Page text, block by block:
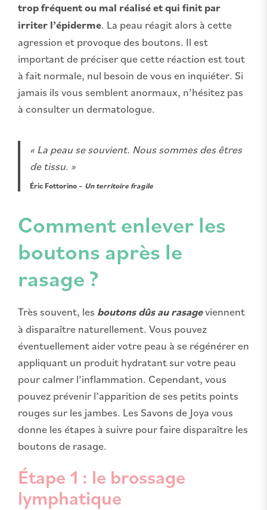
trop fréquent ou mal réalisé et qui finit par
irriter l’épiderme. La peau réagit alors à cette
agression et provoque des boutons. Il est
important de préciser que cette réaction est tout
à fait normale, nul besoin de vous en inquiéter. Si
jamais ils vous semblent anormaux, n’hésitez pas
à consulter un dermatologue.
« La peau se souvient. Nous sommes des êtres
de tissu. »
Éric Fottorino – Un territoire fragile
Comment enlever les
boutons après le
rasage ?
Très souvent, les boutons dûs au rasageviennent
à disparaître naturellement. Vous pouvez
éventuellement aider votre peau à se régénérer en
appliquant un produit hydratant sur votre peau
pour calmer l’inflammation. Cependant, vous
pouvez prévenir l’apparition de ses petits points
rouges sur les jambes. Les Savons de Joya vous
donne les étapes à suivre pour faire disparaître les
boutons de rasage.
Étape 1 : le brossage
lymphatique